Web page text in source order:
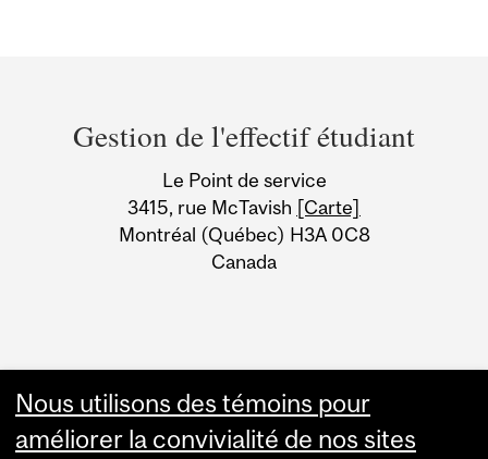
and
University
Information
Gestion de l'effectif étudiant
Le Point de service
3415, rue McTavish [Carte]
Montréal (Québec) H3A 0C8
Canada
Nous utilisons des témoins pour
améliorer la convivialité de nos sites